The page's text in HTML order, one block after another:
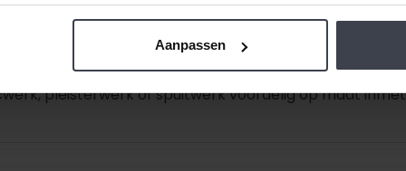
Aanpassen
Daarom zijn al onze extra services
dat houden we betaalbaar, zo spreken we samen
is -ongeacht de prijsverhogingen van
pleisterwerk of spuitwerk voordelig op maat